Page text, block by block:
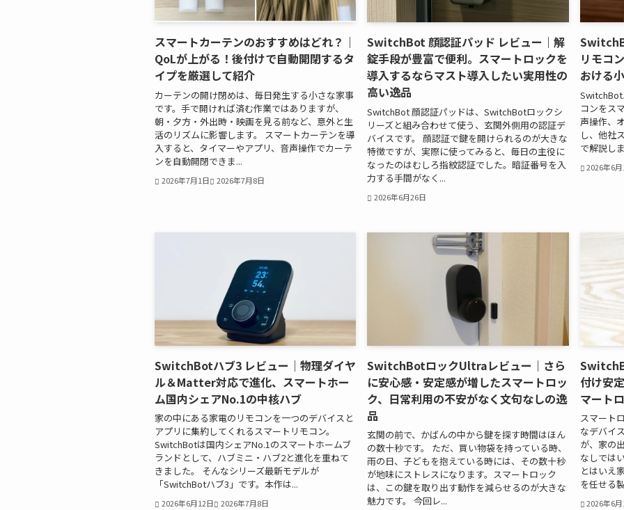
スマートカーテンのおすすめはどれ？｜
QoLが上がる！後付けで自動開閉するタ
イプを厳選して紹介
カーテンの開け閉めは、毎日発生する小さな家事
です。手で開ければ済む作業ではありますが、
朝・夕方・外出時・映画を見る前など、意外と生
活のリズムに影響します。 スマートカーテンを導
入すると、タイマーやアプリ、音声操作でカーテ
ンを自動開閉できま...
2026年7月1日 2026年7月8日
SwitchBot 顔認証パッド レビュー｜解
錠手段が豊富で便利。スマートロックを
導入するならマスト導入したい実用性の
高い逸品
SwitchBot 顔認証パッドは、SwitchBotロックシ
リーズと組み合わせて使う、玄関外側用の認証デ
バイスです。 顔認証で鍵を開けられるのが大きな
特徴ですが、実際に使ってみると、毎日の主役に
なったのはむしろ指紋認証でした。暗証番号を入
力する手間がなく...
2026年6月26日
リモコ
おける
SwitchBot
コンをス
声操作、
し、他社
で解説し
2026年6
SwitchBotハブ3 レビュー｜物理ダイヤ
ル＆Matter対応で進化、スマートホー
ム国内シェアNo.1の中核ハブ
家の中にある家電のリモコンを一つのデバイスと
アプリに集約してくれるスマートリモコン。
SwitchBotは国内シェアNo.1のスマートホームブ
ランドとして、ハブミニ・ハブ2と進化を重ねて
きました。 そんなシリーズ最新モデルが
「SwitchBotハブ3」です。本作は...
2026年6月12日 2026年7月8日
SwitchBotロックUltraレビュー｜さら
に安心感・安定感が増したスマートロッ
ク、日常利用の不安がなく文句なしの逸
品
玄関の前で、かばんの中から鍵を探す時間はほん
の数十秒です。 ただ、買い物袋を持っている時、
雨の日、子どもを抱えている時には、その数十秒
が地味にストレスになります。スマートロック
は、この鍵を取り出す動作を減らせるのが大きな
魅力です。 今回レ...
付け安
マート
スマート
なデバイ
が、家の
なしでは
とはいえ
を任せる
2026年6